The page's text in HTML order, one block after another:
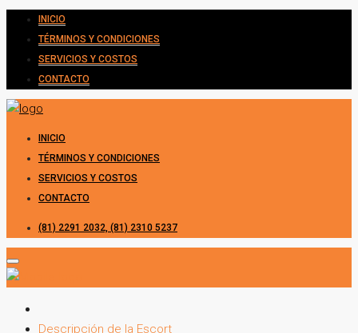
INICIO
TÉRMINOS Y CONDICIONES
SERVICIOS Y COSTOS
CONTACTO
INICIO
TÉRMINOS Y CONDICIONES
SERVICIOS Y COSTOS
CONTACTO
(81) 2291 2032, (81) 2310 5237
Descripción de la Escort